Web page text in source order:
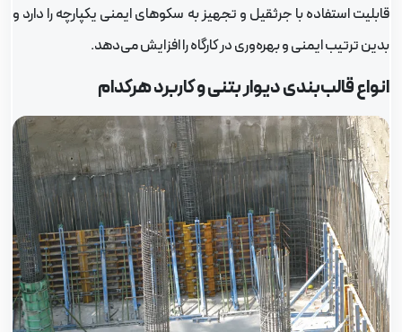
استفاده با جرثقیل و تجهیز به سکوهای ایمنی یکپارچه را دارد و
ترتیب ایمنی و بهره‌وری در کارگاه را افزایش می‌دهد.
قالب‌بندی دیوار بتنی و کاربرد هرکدام